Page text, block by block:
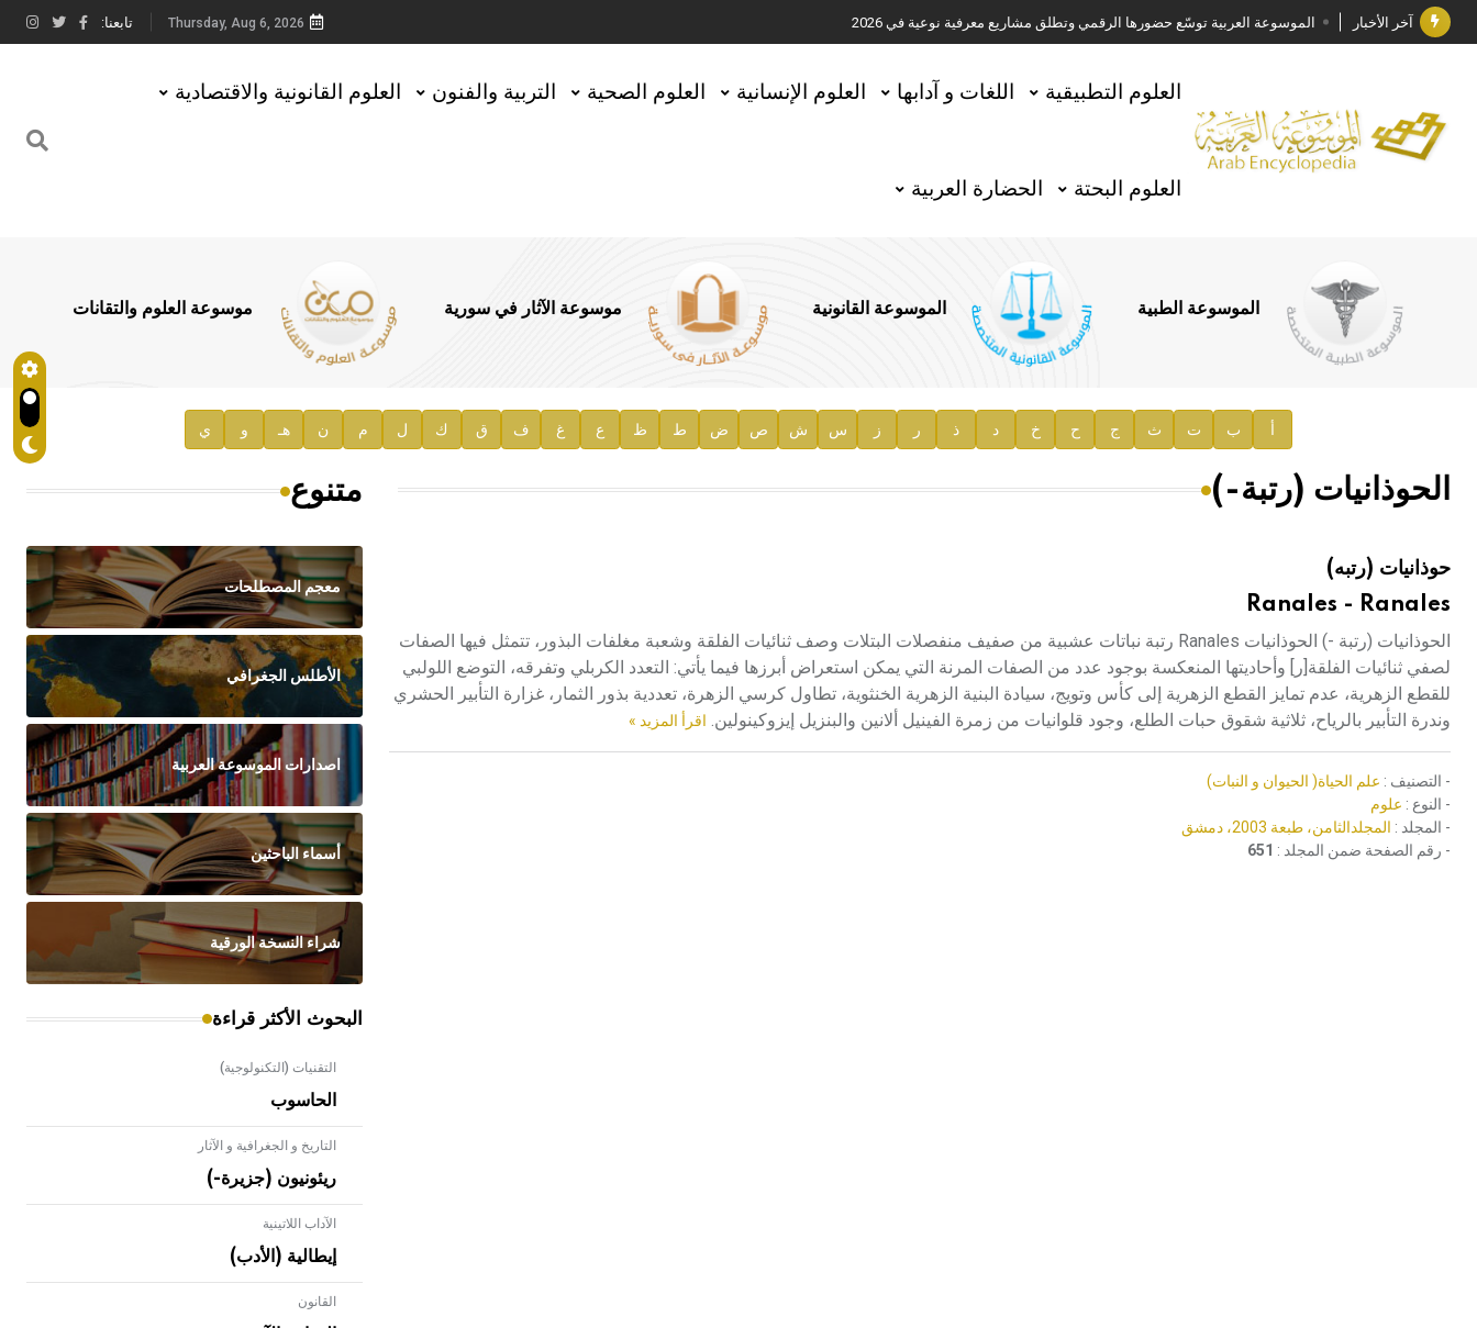
آخر الأخبار الموسوعة العربية توسّع حضورها الرقمي وتطلق مشاريع معرفية نوعية في 2026
جائزة مجمع الملك سلمان العالمي للغة العربية 2025
الأستاذ إياد خالد الطباع مدير عام لهيئة الموسوعة العربية
السيد محمد ياسين صالح وزيرا للثقافة
توصيات مجلس الإدارة
صدور المجلد السابع من موسوعة الآثار في سورية
إعلان..
هيئة الموسوعة العربية تطلق موسوعات جديدة في عام 2026
Thursday, Aug 6, 2026 تابعنا:
العلوم التطبيقية اللغات و آدابها العلوم الإنسانية العلوم الصحية التربية والفنون العلوم القانونية والاقتصادية
العلوم البحتة الحضارة العربية
الموسوعة الطبية الموسوعة القانونية موسوعة الآثار في سورية موسوعة العلوم والتقانات
أ ب ت ث ج ح خ د ذ ر ز س ش ص ض ط ظ ع غ ف ق ك ل م ن هـ و ي
الحوذانيات (رتبة-)
حوذانيات (رتبه)
Ranales - Ranales
الحوذانيات (رتبة -) الحوذانيات Ranales رتبة نباتات عشبية من صفيف منفصلات البتلات وصف ثنائيات الفلقة وشعبة مغلفات البذور، تتمثل فيها الصفات
لصفي ثنائيات الفلقة[ر] وأحاديتها المنعكسة بوجود عدد من الصفات المرنة التي يمكن استعراض أبرزها فيما يأتي: التعدد الكربلي وتفرقه، التوضع اللولبي
للقطع الزهرية، عدم تمايز القطع الزهرية إلى كأس وتويج، سيادة البنية الزهرية الخنثوية، تطاول كرسي الزهرة، تعددية بذور الثمار، غزارة التأبير الحشري
وندرة التأبير بالرياح، ثلاثية شقوق حبات الطلع، وجود قلوانيات من زمرة الفينيل ألانين والبنزيل إيزوكينولين. اقرأ المزيد »
- التصنيف : علم الحياة( الحيوان و النبات)
- النوع : علوم
- المجلد : المجلدالثامن، طبعة 2003، دمشق
- رقم الصفحة ضمن المجلد : 651
متنوع
معجم المصطلحات
الأطلس الجغرافي
اصدارات الموسوعة العربية
أسماء الباحثين
شراء النسخة الورقية
البحوث الأكثر قراءة
التقنيات (التكنولوجية)
الحاسوب
التاريخ و الجغرافية و الآثار
ريئونيون (جزيرة-)
الآداب اللاتينية
إيطالية (الأدب)
القانون- هل تعلم أن الأبلق نوع من الفنون